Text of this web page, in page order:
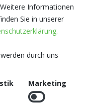
und
Informationen
Sie in unserer
durch uns
Marketing